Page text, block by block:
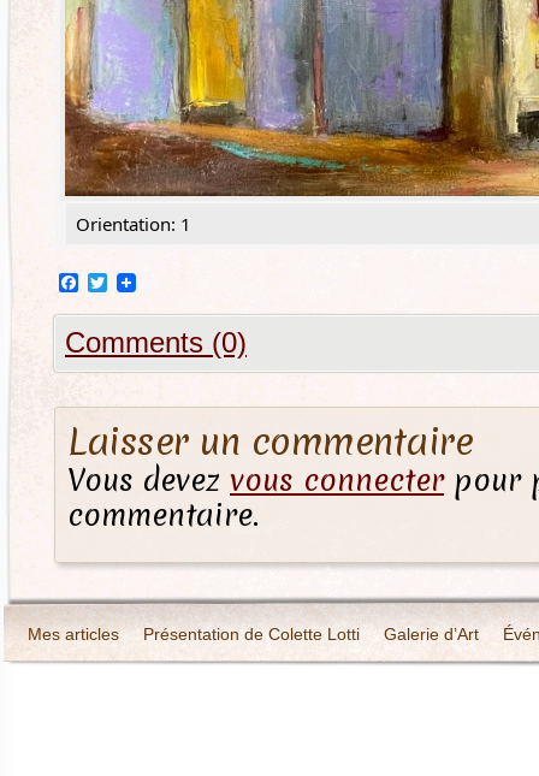
Orientation: 1
Facebook
Twitter
Comments (0)
Laisser un commentaire
Vous devez vous connecterpour
commentaire.
Mes articles Présentation de Colette Lotti Galerie d’Art